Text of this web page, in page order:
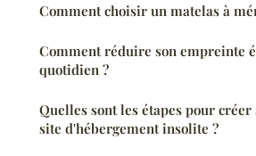
Comment choisir un matelas à
Comment réduire son empreinte
quotidien ?
Quelles sont les étapes pour
site d'hébergement insolite ?